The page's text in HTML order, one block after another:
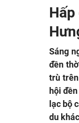
Sáng
đền
trù
hội
lạc bộ
du